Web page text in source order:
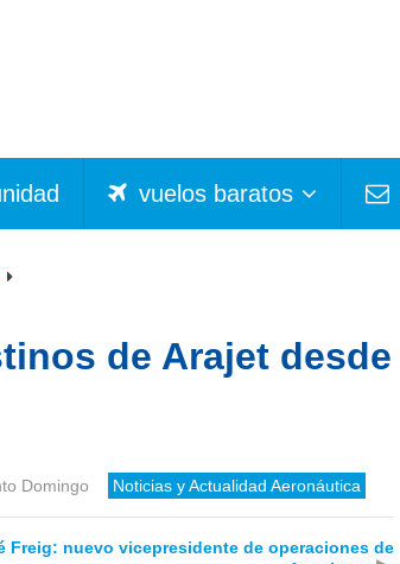
vuelos baratos
de Arajet desde
Domingo Noticias y Actualidad Aeronáutica
Freig: nuevo vicepresidente de operaciones de